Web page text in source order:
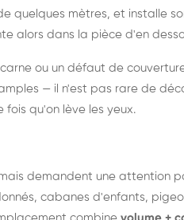
quelques mètres, et installe
alors dans la pièce d'en
ou un défaut de
— il n'est pas rare de
qu'on lève les yeux.
demandent une attention
cabanes d'enfants,